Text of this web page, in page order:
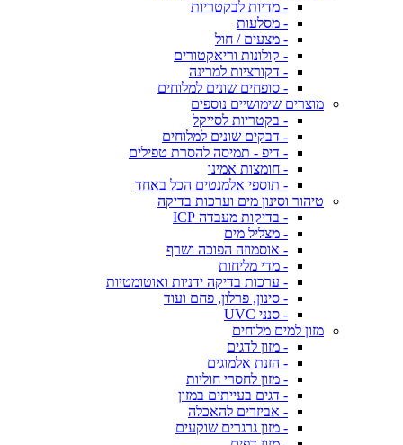
- מדיות לבקטריות
- מסלעות
- מצעים / חול
- קולונות וריאקטורים
- דקורציות למרינה
- סופחים שונים למלוחים
מוצרים שימושיים נוספים
- בקטריות לסייקל
- דבקים שונים למלוחים
- דיפ - תמיסה להסרת טפילים
- חומצות אמינו
- תוספי אלמנטים הכל באחד
טיהור וסינון מים וערכות בדיקה
- בדיקות מעבדה ICP
- מצליל מים
- אוסמוזה הפוכה ושרף
- מדי מליחות
- ערכות בדיקה ידניות ואוטומטיות
- סינון, פרלון, פחם ועוד
- סנני UVC
מזון למים מלוחים
- מזון לדגים
- הזנת אלמוגים
- מזון לחסרי חוליות
- דגים בעייתים במזון
- אביזרים להאכלה
- מזון גרגרים שוקעים